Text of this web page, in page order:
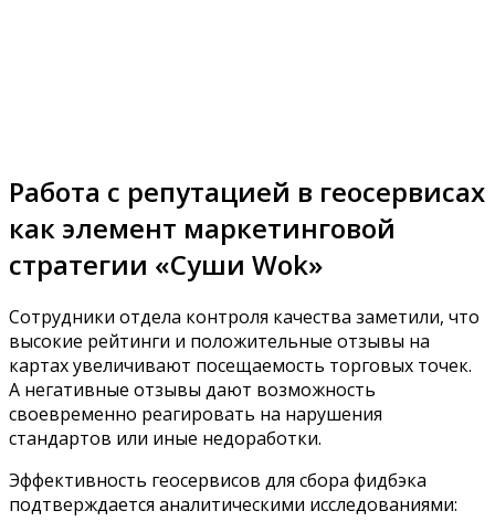
Работа с репутацией в геосервисах
как элемент маркетинговой
стратегии «Суши Wok»
Сотрудники отдела контроля качества заметили, что
высокие рейтинги и положительные отзывы на
картах увеличивают посещаемость торговых точек.
А негативные отзывы дают возможность
своевременно реагировать на нарушения
стандартов или иные недоработки.
Эффективность геосервисов для сбора фидбэка
подтверждается аналитическими исследованиями: